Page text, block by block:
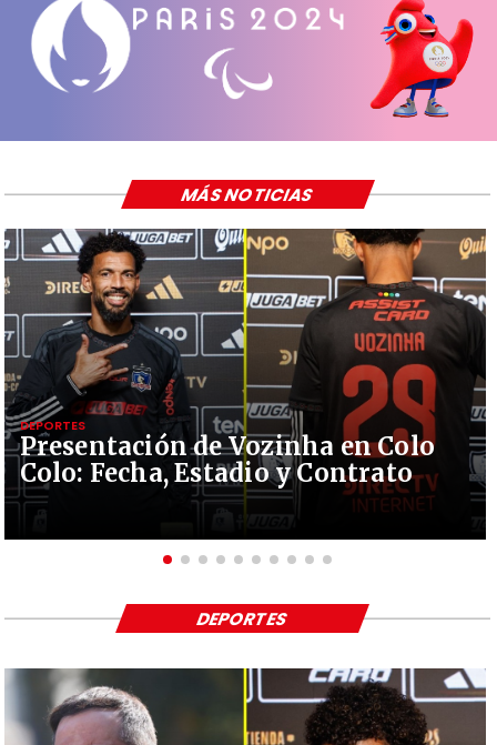
Presentación de Vozinha en Colo
Colo: Fecha, Estadio y Contrato
DEPORTES
MÁS NOTICIAS
DEPORTES